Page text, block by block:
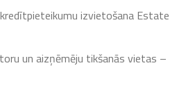
izvietošana Estate
un aizņēmēju tikšanās vietas –